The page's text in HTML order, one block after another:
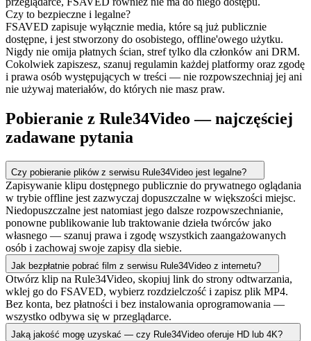
Czy to bezpieczne i legalne?
FSAVED zapisuje wyłącznie media, które są już publicznie
dostępne, i jest stworzony do osobistego, offline'owego użytku.
Nigdy nie omija płatnych ścian, stref tylko dla członków ani DRM.
Cokolwiek zapiszesz, szanuj regulamin każdej platformy oraz zgodę
i prawa osób występujących w treści — nie rozpowszechniaj jej ani
nie używaj materiałów, do których nie masz praw.
Pobieranie z Rule34Video — najczęściej
zadawane pytania
Czy pobieranie plików z serwisu Rule34Video jest legalne?
Zapisywanie klipu dostępnego publicznie do prywatnego oglądania
w trybie offline jest zazwyczaj dopuszczalne w większości miejsc.
Niedopuszczalne jest natomiast jego dalsze rozpowszechnianie,
ponowne publikowanie lub traktowanie dzieła twórców jako
własnego — szanuj prawa i zgodę wszystkich zaangażowanych
osób i zachowaj swoje zapisy dla siebie.
Jak bezpłatnie pobrać film z serwisu Rule34Video z internetu?
Otwórz klip na Rule34Video, skopiuj link do strony odtwarzania,
wklej go do FSAVED, wybierz rozdzielczość i zapisz plik MP4.
Bez konta, bez płatności i bez instalowania oprogramowania —
wszystko odbywa się w przeglądarce.
Jaką jakość mogę uzyskać — czy Rule34Video oferuje HD lub 4K?